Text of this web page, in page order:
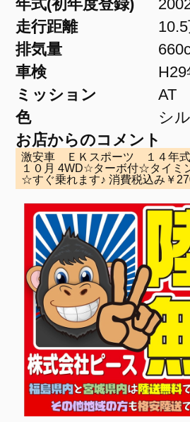
年式(初年度登録)
走行距離
排気量
車検
H29
ミッション
AT
色
シ
お店からのコメント
激安車 ＥＫスポーツ １４年
１０月 4WD☆ターボ付☆タイミ
☆すぐ乗れます♪ 消費税込み￥